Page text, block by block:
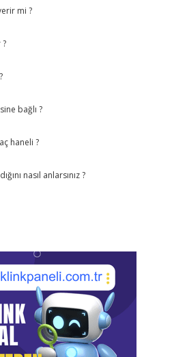
mi ?
?
bağlı ?
haneli ?
nasıl anlarsınız ?